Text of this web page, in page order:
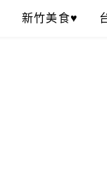
新竹美食♥